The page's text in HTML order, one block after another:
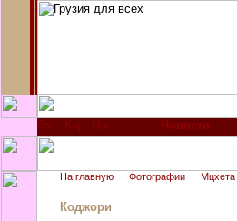
Новости
На главную Фотографии Мцхета
Коджори